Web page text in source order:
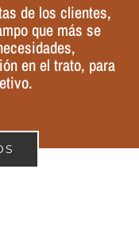
de los clientes,
que más se
en el trato, para